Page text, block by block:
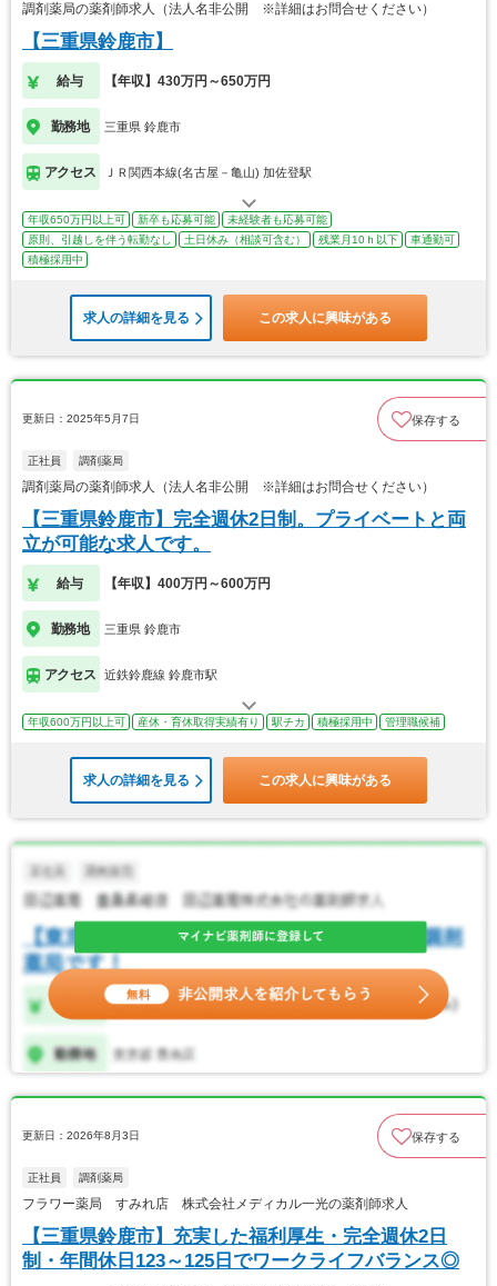
調剤薬局の薬剤師求人（法人名非公開 ※詳細はお問合せください）
【三重県鈴鹿市】
給与 【年収】430万円～650万円
勤務地 三重県 鈴鹿市
アクセス ＪＲ関西本線(名古屋－亀山) 加佐登駅
年収650万円以上可 新卒も応募可能
未経験者も応募可能
原則、引越しを伴う転勤なし
土日休み（相談可含む） 残業月10ｈ以下
車通勤可
積極採用中
求人の詳細を見る この求人に興味がある
更新日：2025年5月7日 保存する
正社員 調剤薬局
調剤薬局の薬剤師求人（法人名非公開 ※詳細はお問合せください）
【三重県鈴鹿市】完全週休2日制。プライベートと両
立が可能な求人です。
給与 【年収】400万円～600万円
勤務地 三重県 鈴鹿市
アクセス 近鉄鈴鹿線 鈴鹿市駅
年収600万円以上可 産休・育休取得実績有り 駅チカ 積極採用中 管理職候補
求人の詳細を見る この求人に興味がある
更新日：2026年8月3日 保存する
正社員 調剤薬局
フラワー薬局 すみれ店 株式会社メディカル一光の薬剤師求人
【三重県鈴鹿市】充実した福利厚生・完全週休2日
制・年間休日123～125日でワークライフバランス◎